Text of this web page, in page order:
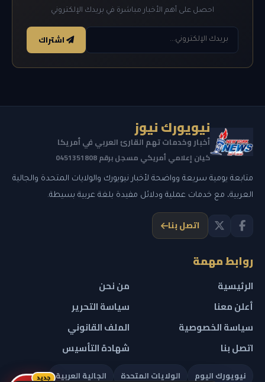
احصل على أهم الأخبار مباشرة في بريدك الإلكتروني
اشتراك
نيويورك نيوز
أخبار وخدمات تهم القارئ العربي في أمريكا
كيان إعلامي أمريكي مسجل برقم 0451351808
متابعة يومية سريعة وواضحة لأخبار نيويورك والولايات المتحدة والجالية
العربية، مع خدمات عملية ودلائل مفيدة بلغة عربية بسيطة.
اتصل بنا
روابط مهمة
الرئيسية
من نحن
أعلن معنا
سياسة التحرير
سياسة الخصوصية
الملف القانوني
اتصل بنا
شهادة التأسيس
نيويورك اليوم الولايات المتحدة الجالية العربية جديد